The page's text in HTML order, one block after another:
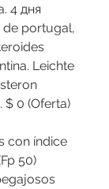
4 дня
de portugal,
Leichte
$ 0 (Oferta)
con índice
50)